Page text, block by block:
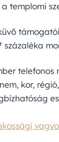
templomi
telefonos
kor,